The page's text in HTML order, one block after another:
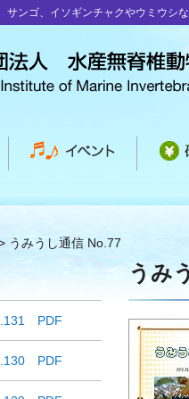
サンゴ、イソギンチャクやウミウシ
うみうし通信 No.77
PDF
PDF
うみ